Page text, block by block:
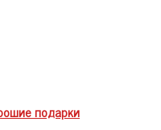
подарки